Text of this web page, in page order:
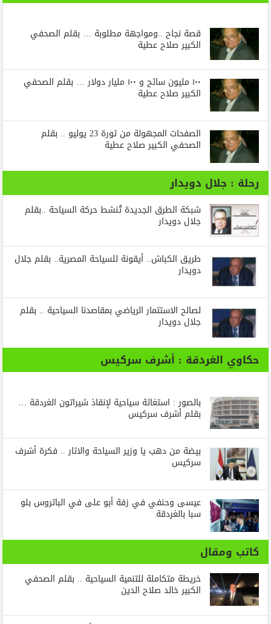
قصة نجاح ..ومواجهة مطلوبة … بقلم الصحفي
الكبير صلاح عطية
١٠٠ مليون سائح و ١٠٠ مليار دولار … بقلم الصحفي
الكبير صلاح عطية
الصفحات المجهولة من ثورة 23 يوليو .. بقلم
الصحفي الكبير صلاح عطية
رحلة : جلال دويدار
شبكة الطرق الجديدة تُنشط حركة السياحة ..بقلم
جلال دويدار
طريق الكباش.. أيقونة للسياحة المصرية.. بقلم جلال
دويدار
لصالح الاستثمار الرياضي بمقاصدنا السياحية .. بقلم
جلال دويدار
حكاوي الغردقة : أشرف سركيس
بالصور : استغاثة سياحية لإنقاذ شيراتون الغردقة …
بقلم أشرف سركيس
بيضة من دهب يا وزير السياحة والاثار .. فكرة أشرف
سركيس
عيسى وحنفي في زفة أبو على في الباتروس بلو
سبا بالغردقة
كاتب ومقال
خريطة متكاملة للتنمية السياحية .. بقلم الصحفي
الكبير خالد صلاح الدين